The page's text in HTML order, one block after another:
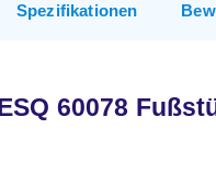
Spezifikationen
60078